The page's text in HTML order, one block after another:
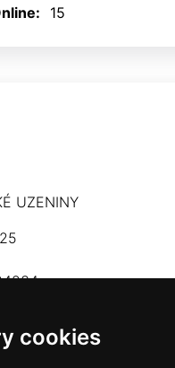
cookies
15
UZENINY
hrobskeuzeniny@seznam.cz